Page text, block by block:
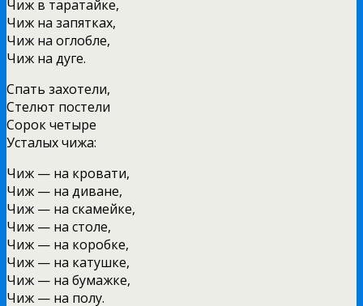
Чиж в таратайке,
Чиж на запятках,
Чиж на оглобле,
Чиж на дуге.
Спать захотели,
Стелют постели
Сорок четыре
Усталых чижа:
Чиж — на кровати,
Чиж — на диване,
Чиж — на скамейке,
Чиж — на столе,
Чиж — на коробке,
Чиж — на катушке,
Чиж — на бумажке,
Чиж — на полу.